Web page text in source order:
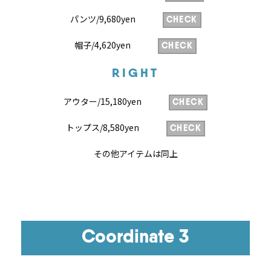
パンツ/9,680yen CHECK
帽子/4,620yen CHECK
RIGHT
アウター/15,180yen CHECK
トップス/8,580yen CHECK
その他アイテムは同上
Coordinate 3